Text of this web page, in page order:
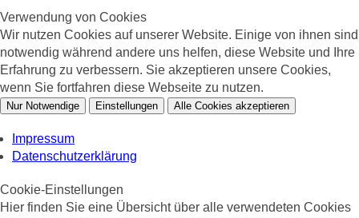
Verwendung von Cookies
Wir nutzen Cookies auf unserer Website. Einige von ihnen sind
notwendig während andere uns helfen, diese Website und Ihre
Erfahrung zu verbessern. Sie akzeptieren unsere Cookies,
wenn Sie fortfahren diese Webseite zu nutzen.
Nur Notwendige Einstellungen Alle Cookies akzeptieren
Impressum
Datenschutzerklärung
Cookie-Einstellungen
Hier finden Sie eine Übersicht über alle verwendeten Cookies